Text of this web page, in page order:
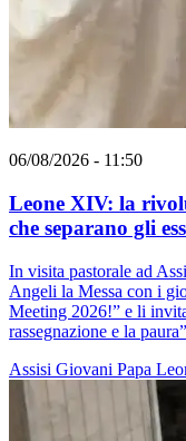
06/08/2026 - 11:50
Leone XIV: la
che separano gli
In visita pastorale ad
Angeli la Messa con i
Meeting 2026!” e li
rassegnazione e la
Assisi Giovani Papa